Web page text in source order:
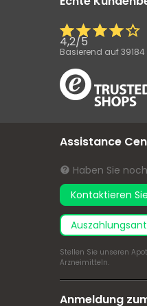
4,2/5
Basierend auf39184
Assistance
Haben Sie
Kontaktieren
Stellen Sie unseren
Arzneimitteln.
Anmeldung